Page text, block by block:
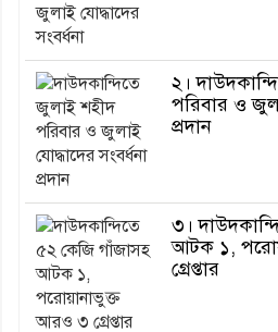
২।
পরিবার ও
প্রদান
৩।
আটক ১,
গ্রেপ্তার